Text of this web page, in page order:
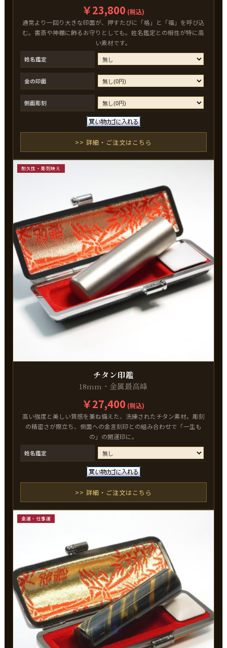
￥23,800 (税込)
通常より一回り大きな印面が、押すたびに「格」と「福」を呼び込
む。書斎や神棚に飾るお守りとしても。姓名鑑定との相性が特に高
い素材です。
姓名鑑定
金の印面
側面彫刻
>> 詳細・ご注文はこちら
耐久性・彫刻映え
チタン印鑑
18mm・金属最高峰
￥27,400 (税込)
高い強度と美しい質感を兼ね備えた、洗練されたチタン素材。彫刻
の精密さが際立ち、側面への金言刻印との組み合わせで「一生も
の」の開運印に。
姓名鑑定
>> 詳細・ご注文はこちら
金運・仕事運